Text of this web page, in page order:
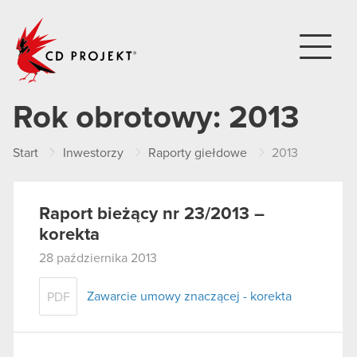
Rok obrotowy: 2013
Start Inwestorzy Raporty giełdowe 2013
Raport bieżący nr 23/2013 –
korekta
28 października 2013
PDF Zawarcie umowy znaczącej - korekta